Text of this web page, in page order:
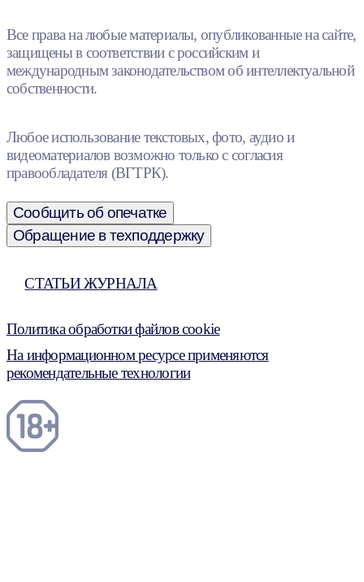
Все права на любые материалы, опубликованные на сайте,
защищены в соответствии с российским и
международным законодательством об интеллектуальной
собственности.
Любое использование текстовых, фото, аудио и
видеоматериалов возможно только с согласия
правообладателя (ВГТРК).
Сообщить об опечатке
Обращение в техподдержку
СТАТЬИ ЖУРНАЛА
Политика обработки файлов cookie
На информационном ресурсе применяются
рекомендательные технологии